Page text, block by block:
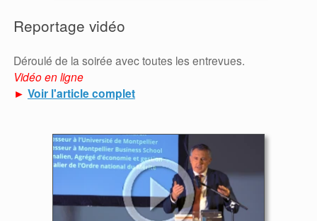
Reportage vidéo
Déroulé de la soirée avec toutes les entrevues.
Vidéo en ligne
► Voir l'article complet